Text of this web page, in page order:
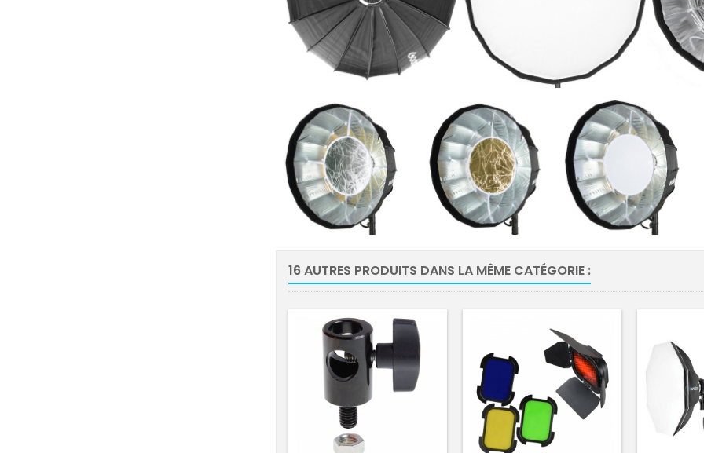
16 AUTRES PRODUITS DANS LA MÊME CATÉGORIE :